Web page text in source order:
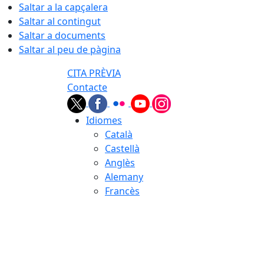
Saltar a la capçalera
Saltar al contingut
Saltar a documents
Saltar al peu de pàgina
CITA PRÈVIA
Contacte
Idiomes
Català
Castellà
Anglès
Alemany
Francès